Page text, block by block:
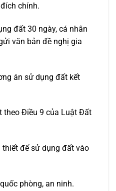
chính.
đất 30 ngày, cá nhân
văn bản đề nghị gia
án sử dụng đất kết
theo Điều 9 của Luật Đất
để sử dụng đất vào
phòng, an ninh.